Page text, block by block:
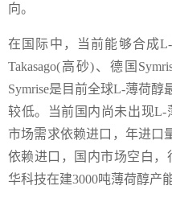
向。
在国际中，当前能够合成
Takasago(高砂)、德国
Symrise是目前全球L-薄荷
较低。当前国内尚未出现
市场需求依赖进口，年进口
依赖进口，国内市场空白
华科技在建3000吨薄荷醇产